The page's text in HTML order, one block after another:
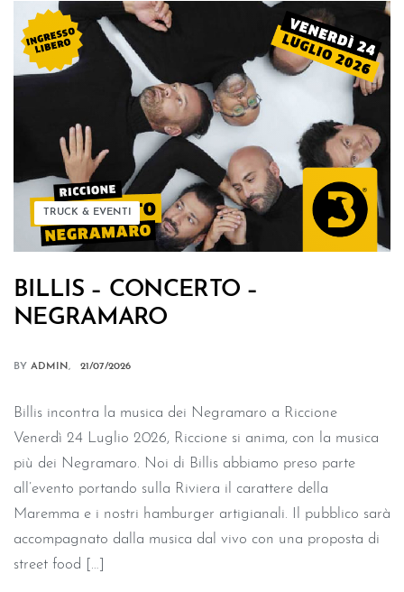
TRUCK & EVENTI
BILLIS – CONCERTO –
NEGRAMARO
BY ADMIN 21/07/2026
Billis incontra la musica dei Negramaro a Riccione
Venerdì 24 Luglio 2026, Riccione si anima, con la musica
più dei Negramaro. Noi di Billis abbiamo preso parte
all’evento portando sulla Riviera il carattere della
Maremma e i nostri hamburger artigianali. Il pubblico sarà
accompagnato dalla musica dal vivo con una proposta di
street food […]